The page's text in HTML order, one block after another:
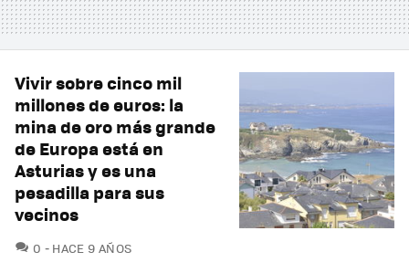
Vivir sobre cinco mil
millones de euros: la
mina de oro más grande
de Europa está en
Asturias y es una
pesadilla para sus
vecinos
0 COMENTARIOS
HACE 9 AÑOS